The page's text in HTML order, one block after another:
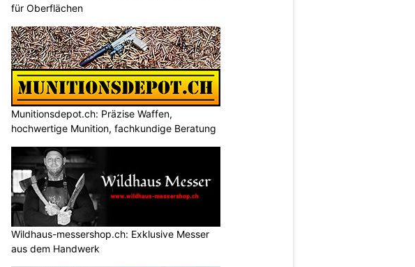
für Oberflächen
Munitionsdepot.ch: Präzise Waffen,
hochwertige Munition, fachkundige Beratung
Wildhaus-messershop.ch: Exklusive Messer
aus dem Handwerk